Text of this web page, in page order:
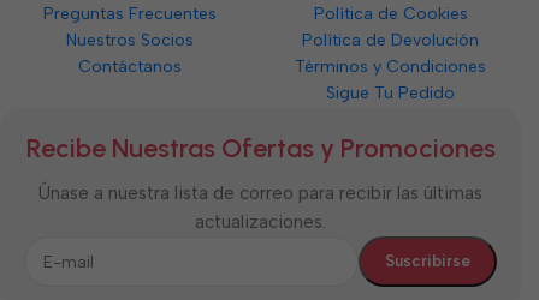
Preguntas Frecuentes
Nuestros Socios
Contáctanos
Política de Cookies
Política de Devolución
Términos y Condiciones
Sigue Tu Pedido
Recibe Nuestras Ofertas y Promociones
Únase a nuestra lista de correo para recibir las últimas
actualizaciones.